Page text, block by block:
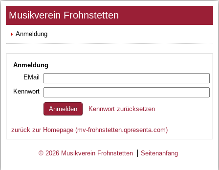
Musikverein Frohnstetten
Anmeldung
Anmeldung
EMail
Kennwort
Kennwort zurücksetzen
zurück zur Homepage (mv-frohnstetten.qpresenta.com)
© 2026 Musikverein Frohnstetten Seitenanfang